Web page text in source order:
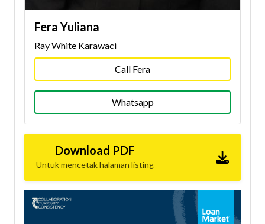
Fera Yuliana
Ray White Karawaci
Call Fera
Whatsapp
Download PDF
Untuk mencetak halaman listing